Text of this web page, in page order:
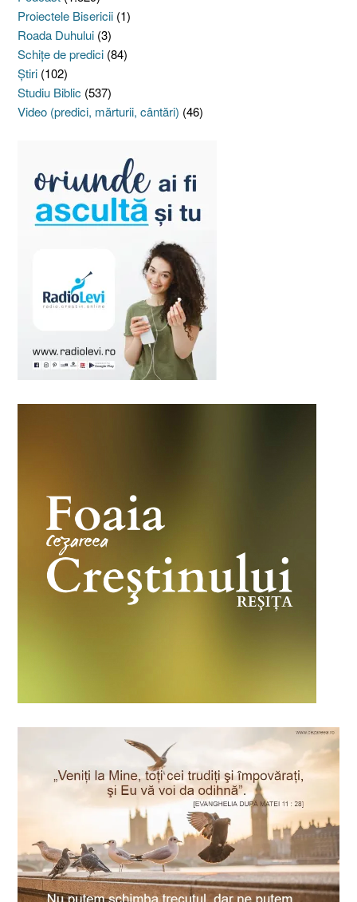
Proiectele Bisericii (1)
Roada Duhului (3)
Schiţe de predici (84)
Ştiri (102)
Studiu Biblic (537)
Video (predici, mărturii, cântări) (46)